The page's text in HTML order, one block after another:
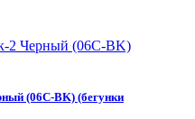
(06С-BK) (бегунки